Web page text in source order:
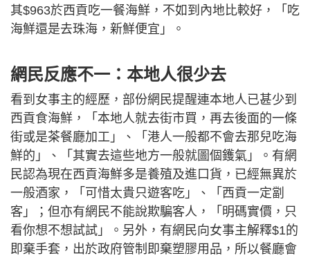
其$963於西貢吃一餐海鮮，不如到內地比較好，「吃
海鮮還是去珠海，新鮮便宜」。
網民反應不一：本地人很少去
看到女事主的經歷，部份網民提醒連本地人已甚少到
西貢食海鮮，「本地人就去街市買，再去後面的一條
街或是茶餐廳加工」、「港人一般都不會去那兒吃海
鮮的」、「其實去這些地方一般就圖個鑊氣」。有網
民認為現在西貢海鮮多是養殖及進口貨，已經無異於
一般酒家，「可惜太貴只遊客吃」、「西貢一定劏
客」；但亦有網民不能說欺騙客人，「明碼實價，只
看你想不想試試」。另外，有網民向女事主解釋$1的
即棄手套，出於政府管制即棄塑膠用品，所以餐廳會